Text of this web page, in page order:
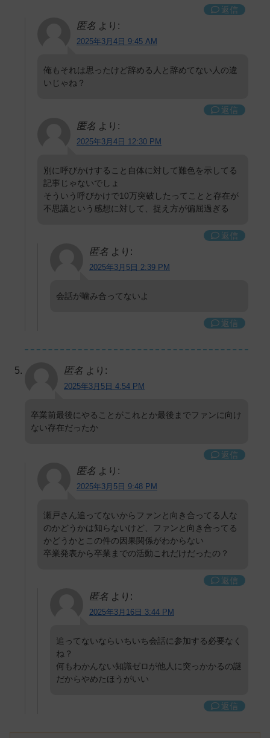
返信
匿名 より:
2025年3月4日 9:45 AM
俺もそれは思ったけど辞める人と辞めてない人の違
いじゃね？
返信
匿名 より:
2025年3月4日 12:30 PM
別に呼びかけすること自体に対して難色を示してる
記事じゃないでしょ
そういう呼びかけで10万突破したってことと存在が
不思議という感想に対して、捉え方が偏屈過ぎる
返信
匿名 より:
2025年3月5日 2:39 PM
会話が噛み合ってないよ
返信
匿名 より:
2025年3月5日 4:54 PM
卒業前最後にやることがこれとか最後までファンに向け
ない存在だったか
返信
匿名 より:
2025年3月5日 9:48 PM
瀬戸さん追ってないからファンと向き合ってる人な
のかどうかは知らないけど、ファンと向き合ってる
かどうかとこの件の因果関係がわからない
卒業発表から卒業までの活動これだけだったの？
返信
匿名 より:
2025年3月16日 3:44 PM
追ってないならいちいち会話に参加する必要なく
ね？
何もわかんない知識ゼロが他人に突っかかるの謎
だからやめたほうがいい
返信